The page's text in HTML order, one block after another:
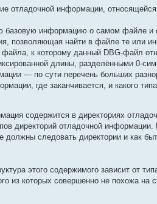
отладочной информации,
базовую информацию о самом файле
позволяющая найти в файле те или
к которому данный DBG-файл
длины, разделёнными 0-
— по сути перечень больших
где заканчивается, и какого
содержится в директориях
директорий отладочной
следовать директории и как
этого содержимого зависит от
из которых совершенно не похожа